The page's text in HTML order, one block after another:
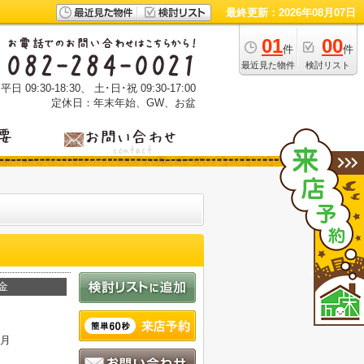
最終更新：2026年08月07日
01件
最近見た物件
00件
検討リスト
日 09:30-18:30、 土･日･祝 09:30-17:00
定休日：年末年始、GW、お盆